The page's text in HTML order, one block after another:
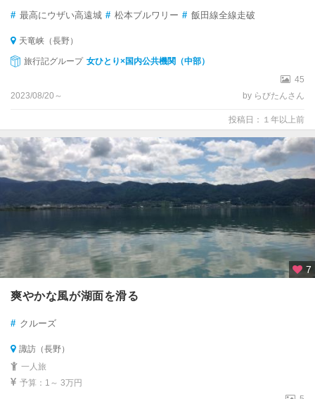
# 最高にウザい高遠城 # 松本ブルワリー # 飯田線全線走破
天竜峡（長野）
旅行記グループ 女ひとり×国内公共機関（中部）
45
2023/08/20～
by らびたんさん
投稿日：１年以上前
7
爽やかな風が湖面を滑る
# クルーズ
諏訪（長野）
一人旅
予算：1～ 3万円